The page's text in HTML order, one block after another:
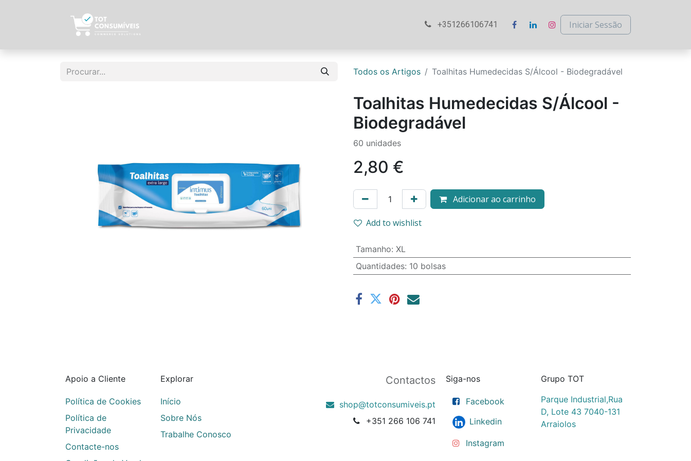
+351266106741 Iniciar Sessão
Todos os Artigos Toalhitas Humedecidas S/Álcool - Biodegradável
Toalhitas Humedecidas S/Álcool -
Biodegradável
60 unidades
2,80 €
Adicionar ao carrinho
Add to wishlist
Tamanho: XL
Quantidades: 10 bolsas
Grupo TOT
Parque Industrial,Rua
D, Lote 43 7040-131
Arraiolos
Apoio a Cliente
Política de Cookies
Política de
Privacidade
Contacte-nos
Explorar
Início
Sobre Nós
Trabalhe Conosco
Contactos
shop@totconsumiveis.pt
+351 266 106 741
Siga-nos
Facebook
Linkedin
Instagram